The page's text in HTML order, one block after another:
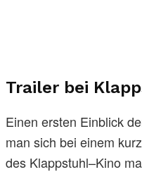
Trailer bei
Einen ersten Einblick
man sich bei einem
des Klappstuhl–Kino